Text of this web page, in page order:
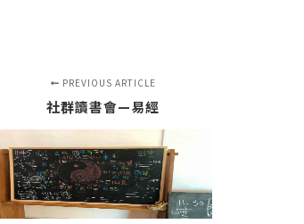
PREVIOUS ARTICLE
社群讀書會—易經